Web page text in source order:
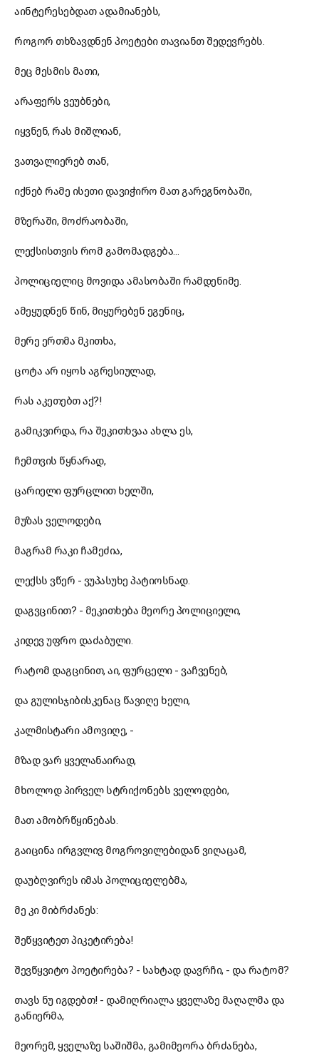
აინტერესებდათ ადამიანებს,
როგორ თხზავდნენ პოეტები თავიანთ შედევრებს.
მეც მესმის მათი,
არაფერს ვეუბნები,
იყვნენ, რას მიშლიან,
ვათვალიერებ თან,
იქნებ რამე ისეთი დავიჭირო მათ გარეგნობაში,
მზერაში, მოძრაობაში,
ლექსისთვის რომ გამომადგება…
პოლიციელიც მოვიდა ამასობაში რამდენიმე.
ამეყუდნენ წინ, მიყურებენ ეგენიც,
მერე ერთმა მკითხა,
ცოტა არ იყოს აგრესიულად,
რას აკეთებთ აქ?!
გამიკვირდა, რა შეკითხვაა ახლა ეს,
ჩემთვის წყნარად,
ცარიელი ფურცლით ხელში,
მუზას ველოდები,
მაგრამ რაკი ჩამეძია,
ლექსს ვწერ - ვუპასუხე პატიოსნად.
დაგვცინით? - მეკითხება მეორე პოლიციელი,
კიდევ უფრო დაძაბული.
რატომ დაგცინით, აი, ფურცელი - ვაჩვენებ,
და გულისჯიბისკენაც წავიღე ხელი,
კალმისტარი ამოვიღე, -
მზად ვარ ყველანაირად,
მხოლოდ პირველ სტრიქონებს ველოდები,
მათ ამობრწყინებას.
გაიცინა ირგვლივ მოგროვილებიდან ვიღაცამ,
დაუბღვირეს იმას პოლიციელებმა,
მე კი მიბრძანეს:
შეწყვიტეთ პიკეტირება!
შევწყვიტო პოეტირება? - სახტად დავრჩი, - და რატომ?
თავს ნუ იგდებთ! - დამიღრიალა ყველაზე მაღალმა და
განიერმა,
მეორემ, ყველაზე საშიშმა, გამიმეორა ბრძანება,